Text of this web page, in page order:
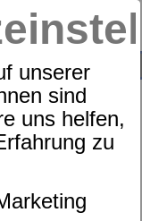
unserer
sind
uns helfen,
zu
SUCHE
0